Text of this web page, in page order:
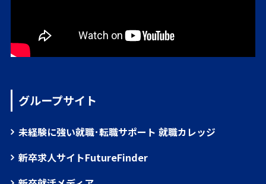
グループサイト
未経験に強い就職･転職サポート 就職カレッジ
新卒求人サイトFutureFinder